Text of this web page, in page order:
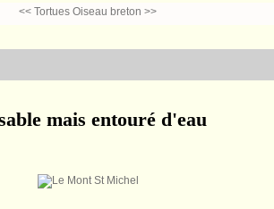
<< Tortues Oiseau breton >>
mais entouré d'eau